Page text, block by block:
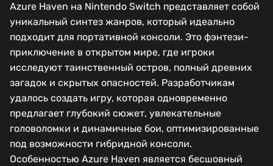
Azure Haven на Nintendo Switch представляет собой
уникальный синтез жанров, который идеально
подходит для портативной консоли. Это фэнтези-
приключение в открытом мире, где игроки
исследуют таинственный остров, полный древних
загадок и скрытых опасностей. Разработчикам
удалось создать игру, которая одновременно
предлагает глубокий сюжет, увлекательные
головоломки и динамичные бои, оптимизированные
под возможности гибридной консоли.
Особенностью Azure Haven является бесшовный